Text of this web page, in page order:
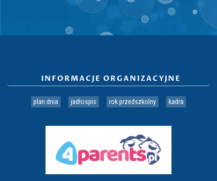
INFORMACJE ORGANIZACYJNE
plan dnia jadłospis rok przedszkolny kadra